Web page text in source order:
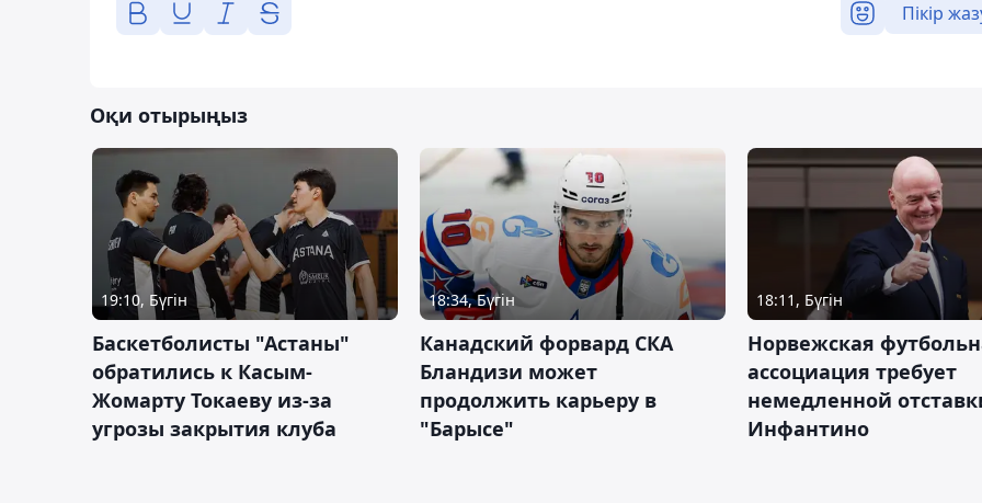
Пікір
Оқи отырыңыз
19:10, Бүгін
Баскетболисты "Астаны"
обратились к Касым-
Жомарту Токаеву из-за
угрозы закрытия клуба
18:34, Бүгін
Канадский форвард СКА
Бландизи может
продолжить карьеру в
"Барысе"
18:11, Бүгін
Норвежская
ассоциация требует
немедленной
Инфантино